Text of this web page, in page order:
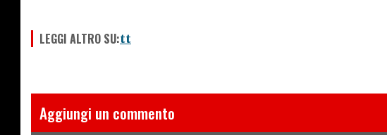
LEGGI ALTRO SU:tt
Aggiungi un commento